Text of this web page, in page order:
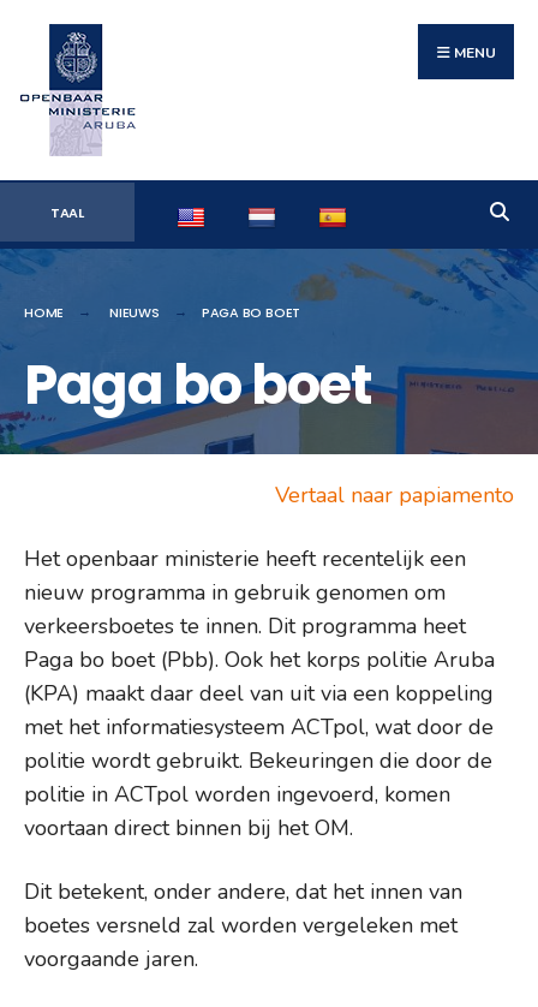
Skip
content
MENU
TAAL
HOME NIEUWS PAGA BO BOET
Paga bo boet
Vertaal naar papiamento
Het openbaar ministerie heeft recentelijk een
nieuw programma in gebruik genomen om
verkeersboetes te innen. Dit programma heet
Paga bo boet (Pbb). Ook het korps politie Aruba
(KPA) maakt daar deel van uit via een koppeling
met het informatiesysteem ACTpol, wat door de
politie wordt gebruikt. Bekeuringen die door de
politie in ACTpol worden ingevoerd, komen
voortaan direct binnen bij het OM.
Dit betekent, onder andere, dat het innen van
boetes versneld zal worden vergeleken met
voorgaande jaren.
for: